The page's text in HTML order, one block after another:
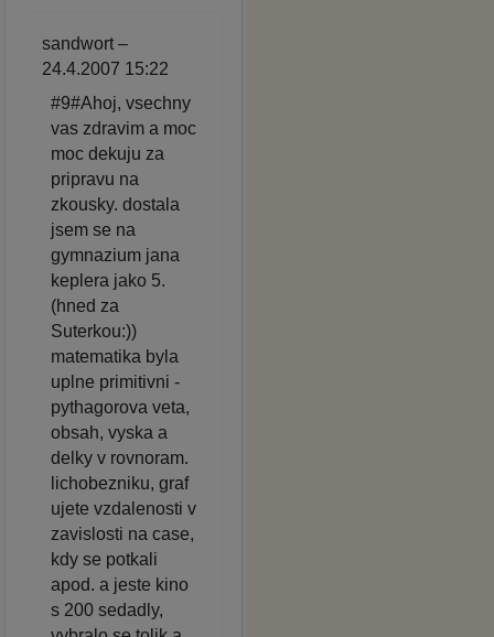
sandwort –
24.4.2007 15:22
#9#Ahoj, vsechny
vas zdravim a moc
moc dekuju za
pripravu na
zkousky. dostala
jsem se na
gymnazium jana
keplera jako 5.
(hned za
Suterkou:))
matematika byla
uplne primitivni -
pythagorova veta,
obsah, vyska a
delky v rovnoram.
lichobezniku, graf
ujete vzdalenosti v
zavislosti na case,
kdy se potkali
apod. a jeste kino
s 200 sedadly,